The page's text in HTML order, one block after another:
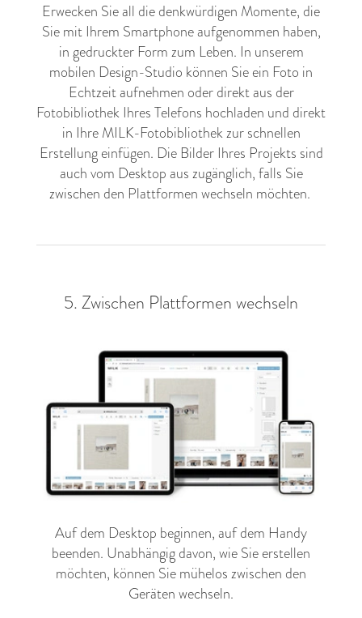
Erwecken Sie all die denkwürdigen Momente, die
Sie mit Ihrem Smartphone aufgenommen haben,
in gedruckter Form zum Leben. In unserem
mobilen Design-Studio können Sie ein Foto in
Echtzeit aufnehmen oder direkt aus der
Fotobibliothek Ihres Telefons hochladen und direkt
in Ihre MILK-Fotobibliothek zur schnellen
Erstellung einfügen. Die Bilder Ihres Projekts sind
auch vom Desktop aus zugänglich, falls Sie
zwischen den Plattformen wechseln möchten.
5. Zwischen Plattformen wechseln
Auf dem Desktop beginnen, auf dem Handy
beenden. Unabhängig davon, wie Sie erstellen
möchten, können Sie mühelos zwischen den
Geräten wechseln.